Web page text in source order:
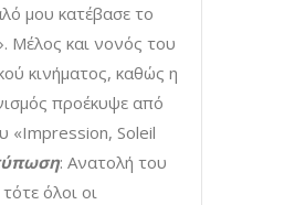
μου κατέβασε το
Μέλος και νονός του
κινήματος, καθώς η
προέκυψε από
«Impression, Soleil
: Ανατολή του
όλοι οι